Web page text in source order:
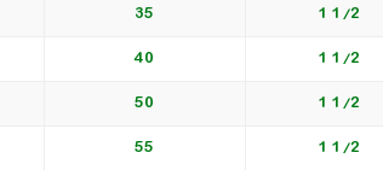
1/2 1
35
1/2 1
40
1/2 1
50
1/2 1
55